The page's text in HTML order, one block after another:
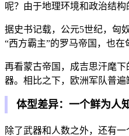
呢？由于地理环境和政治结
据史书记载，公元5世纪，匈
“西方霸主”的罗马帝国，也
再看蒙古帝国，成吉思汗麾
器。相比之下，欧洲军队普
体型差异：一个鲜为人
除了武器和人数之外，还有